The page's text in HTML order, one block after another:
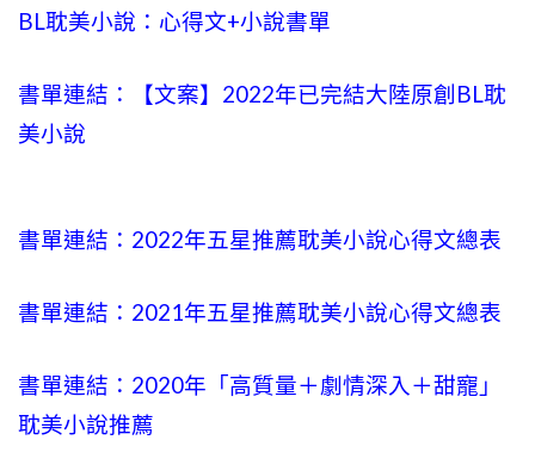
BL耽美小說：心得文+小說書單
書單連結：【文案】2022年已完結大陸原創BL耽
美小說
書單連結：2022年五星推薦耽美小說心得文總表
書單連結：2021年五星推薦耽美小說心得文總表
書單連結：2020年「高質量＋劇情深入＋甜寵」
耽美小說推薦